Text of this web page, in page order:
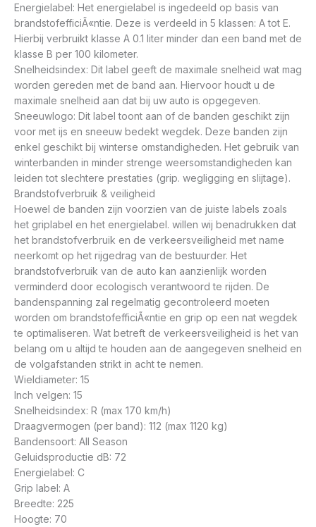
Energielabel: Het energielabel is ingedeeld op basis van
brandstofefficiÃ«ntie. Deze is verdeeld in 5 klassen: A tot E.
Hierbij verbruikt klasse A 0.1 liter minder dan een band met de
klasse B per 100 kilometer.
Snelheidsindex: Dit label geeft de maximale snelheid wat mag
worden gereden met de band aan. Hiervoor houdt u de
maximale snelheid aan dat bij uw auto is opgegeven.
Sneeuwlogo: Dit label toont aan of de banden geschikt zijn
voor met ijs en sneeuw bedekt wegdek. Deze banden zijn
enkel geschikt bij winterse omstandigheden. Het gebruik van
winterbanden in minder strenge weersomstandigheden kan
leiden tot slechtere prestaties (grip. wegligging en slijtage).
Brandstofverbruik & veiligheid
Hoewel de banden zijn voorzien van de juiste labels zoals
het griplabel en het energielabel. willen wij benadrukken dat
het brandstofverbruik en de verkeersveiligheid met name
neerkomt op het rijgedrag van de bestuurder. Het
brandstofverbruik van de auto kan aanzienlijk worden
verminderd door ecologisch verantwoord te rijden. De
bandenspanning zal regelmatig gecontroleerd moeten
worden om brandstofefficiÃ«ntie en grip op een nat wegdek
te optimaliseren. Wat betreft de verkeersveiligheid is het van
belang om u altijd te houden aan de aangegeven snelheid en
de volgafstanden strikt in acht te nemen.
Wieldiameter: 15
Inch velgen: 15
Snelheidsindex: R (max 170 km/h)
Draagvermogen (per band): 112 (max 1120 kg)
Bandensoort: All Season
Geluidsproductie dB: 72
Energielabel: C
Grip label: A
Breedte: 225
Hoogte: 70